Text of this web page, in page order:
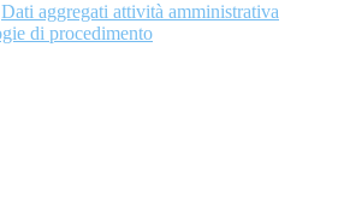
Dati aggregati attività amministrativa
di procedimento